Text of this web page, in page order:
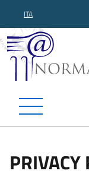
ITA
PRIVACY